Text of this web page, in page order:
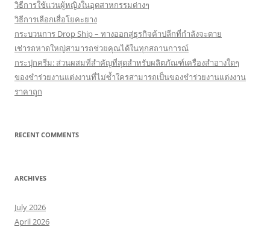
วิธีการใช้แว่นผู้หญิงในอุตสาหกรรมต่างๆ
วิธีการเลือกเสื่อโยคะยาง
กระบวนการ Drop Ship – ทางออกสู่ธุรกิจค้าปลีกที่กำลังจะตาย
เช่ารถหาดใหญ่สามารถช่วยคุณได้ในทุกสถานการณ์
กระปุกครีม: ส่วนผสมที่สำคัญที่สุดสำหรับผลิตภัณฑ์เครื่องสำอางใดๆ
ของชำร่วยงานแต่งงานที่ไม่ซ้ำใครสามารถเป็นของชำร่วยงานแต่งงาน
ราคาถูก
RECENT COMMENTS
ARCHIVES
July 2026
April 2026